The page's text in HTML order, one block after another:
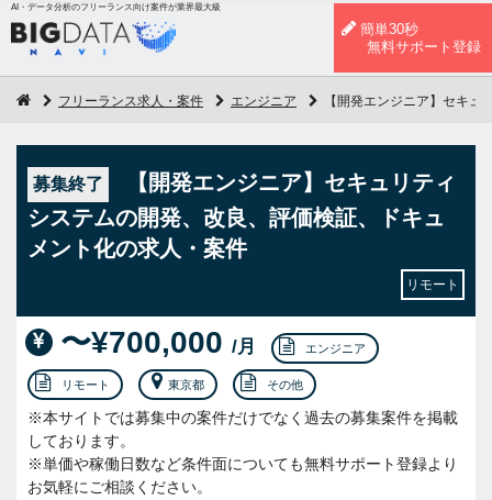
AI・データ分析のフリーランス向け案件が業界最大級
簡単30秒
無料サポート登録
フリーランス求人・案件 エンジニア 【開発エンジニア】セキ
募集終了
【開発エンジニア】セキュリティ
システムの開発、改良、評価検証、ドキュ
メント化の求人・案件
リモート
〜¥700,000 /月 エンジニア
リモート 東京都 その他
※本サイトでは募集中の案件だけでなく過去の募集案件を掲載
しております。
※単価や稼働日数など条件面についても無料サポート登録より
お気軽にご相談ください。